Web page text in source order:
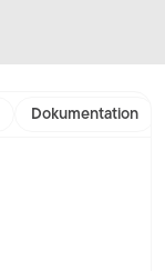
Dokumentation